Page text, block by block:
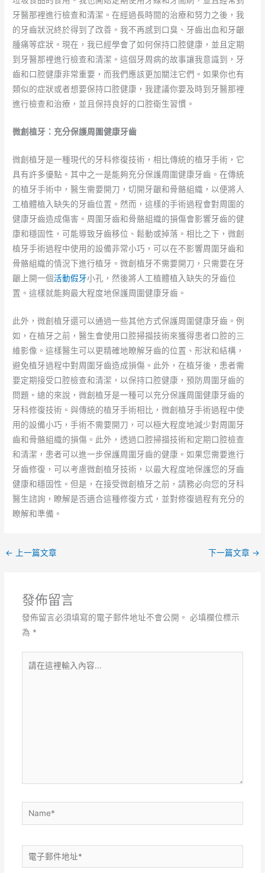
牙醫那裡進行檢查和清潔。在經過長時間的治療和努力之後，我
的牙齒狀況終於得到了改善。我不再感到口臭、牙齒出血和牙齦
腫痛等症狀。現在，我已經學會了如何保持口腔健康，並且定期
到牙醫那裡進行檢查和清潔。這個牙周病的故事讓我意識到，牙
齒和口腔健康非常重要，而我們應該更加關注它們。如果你也有
類似的症狀或者想要保持口腔健康，我建議你要及時到牙醫那裡
進行檢查和治療，並且保持良好的口腔衛生習慣。
微創植牙：充分保護周圍健康牙齒
微創植牙是一種現代的牙科修復技術，相比傳統的植牙手術，它
具有許多優點。其中之一是能夠充分保護周圍健康牙齒。在傳統
的植牙手術中，醫生需要開刀，切開牙齦和骨骼組織，以便將人
工植體植入缺失的牙齒位置。然而，這樣的手術過程會對周圍的
健康牙齒造成傷害。周圍牙齒和骨骼組織的損傷會影響牙齒的健
康和穩固性，可能導致牙齒移位、鬆動或掉落。相比之下，微創
植牙手術過程中使用的設備非常小巧，可以在不影響周圍牙齒和
骨骼組織的情況下進行植牙。微創植牙不需要開刀，只需要在牙
齦上開一個活動假牙小孔，然後將人工植體植入缺失的牙齒位
置。這樣就能夠最大程度地保護周圍健康牙齒。
此外，微創植牙還可以通過一些其他方式保護周圍健康牙齒。例
如，在植牙之前，醫生會使用口腔掃描技術來獲得患者口腔的三
維影像。這樣醫生可以更精確地瞭解牙齒的位置、形狀和結構，
避免植牙過程中對周圍牙齒造成損傷。此外，在植牙後，患者需
要定期接受口腔檢查和清潔，以保持口腔健康，預防周圍牙齒的
問題。總的來說，微創植牙是一種可以充分保護周圍健康牙齒的
牙科修復技術。與傳統的植牙手術相比，微創植牙手術過程中使
用的設備小巧，手術不需要開刀，可以極大程度地減少對周圍牙
齒和骨骼組織的損傷。此外，透過口腔掃描技術和定期口腔檢查
和清潔，患者可以進一步保護周圍牙齒的健康。如果您需要進行
牙齒修復，可以考慮微創植牙技術，以最大程度地保護您的牙齒
健康和穩固性。但是，在接受微創植牙之前，請務必向您的牙科
醫生諮詢，瞭解是否適合這種修復方式，並對修復過程有充分的
瞭解和準備。
← 上一篇文章 下一篇文章 →
發佈留言
發佈留言必須填寫的電子郵件地址不會公開。 必填欄位標示
為 *
Name*
電
子